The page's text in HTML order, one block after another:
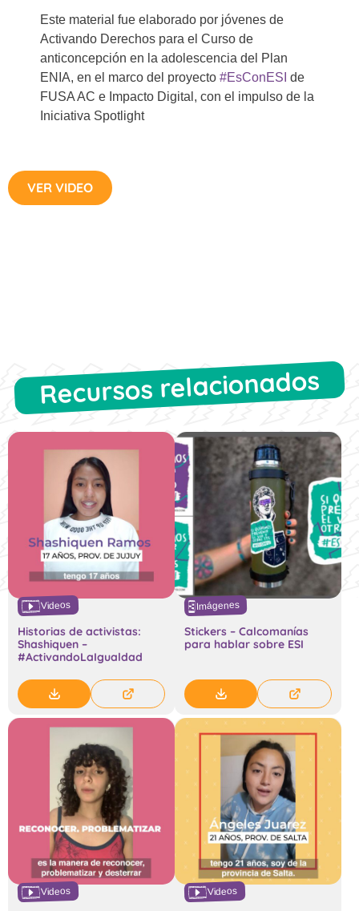
Este material fue elaborado por jóvenes de
Activando Derechos para el Curso de
anticoncepción en la adolescencia del Plan
ENIA, en el marco del proyecto #EsConESI​ de
FUSA AC e Impacto Digital, con el impulso de la
Iniciativa Spotlight
VER VIDEO
Recursos relacionados
Videos
Historias de activistas:
Shashiquen –
#ActivandoLaIgualdad
Imágenes
Stickers – Calcomanías
para hablar sobre ESI
Videos Videos